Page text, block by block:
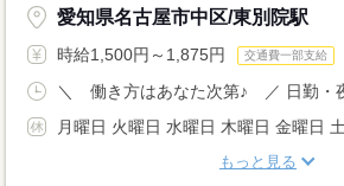
愛知県名古屋市中区/東別院駅
時給1,500円～1,875円 交通費一部支給
＼ 働き方はあなた次第♪ ／ 日勤・
月曜日 火曜日 水曜日 木曜日 金曜日
もっと見る